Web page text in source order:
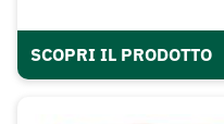
SCOPRI IL PRODOTTO